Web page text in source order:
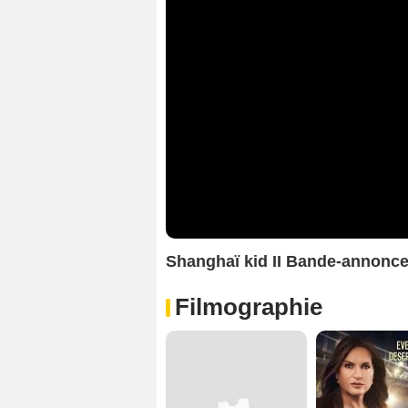
Shanghaï kid II Bande-
Filmographie